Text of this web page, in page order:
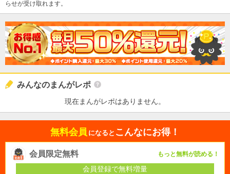
らせが受け取れます。
みんなのまんがレポ
現在まんがレポはありません。
無料会員 になると こんなにお得！
会員限定無料 もっと無料が読める！
会員登録で無料増量